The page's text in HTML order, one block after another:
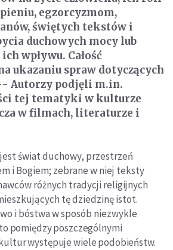
egzorcyzmom,
świętych tekstów i
duchowych mocy lub
wpływu. Całość
ukazaniu spraw dotyczących
Autorzy podjęli m.in.
tej tematyki w kulturze
w filmach, literaturze i
świat duchowy, przestrzeń
i Bogiem; zebrane w niej teksty
różnych tradycji religijnych
tę dziedzinę istot.
i bóstwa w sposób niezwykle
pomiędzy poszczególnymi
występuje wiele podobieństw.